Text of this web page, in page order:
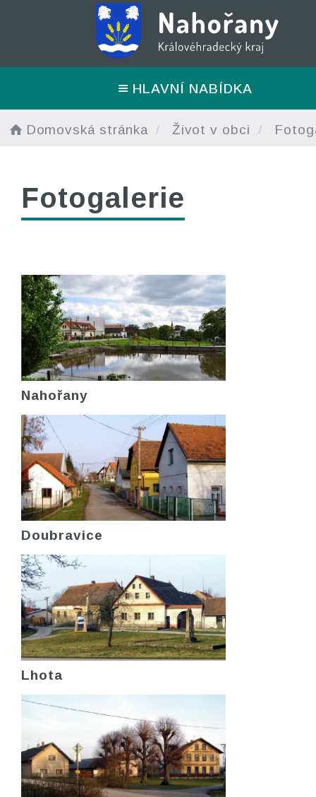
HLAVNÍ NABÍDKA
Domovská stránka Život v obci
Fotogalerie
Nahořany
Doubravice
Lhota